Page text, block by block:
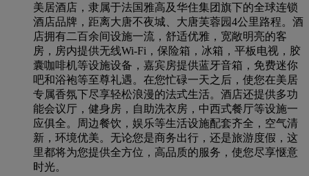
美居酒店，隶属于法国雅高及华住集团旗下的全球连锁
酒店品牌，距离大唐不夜城、大唐芙蓉园4公里路程。酒
店拥有二百余间设施一流，舒适优雅，宽敞明亮的客
房，房内提供无线Wi-Fi，保险箱，冰箱，平板电视，胶
囊咖啡机等设施设备，嘉宾房提供蓝牙音箱，免费迷你
吧和浴袍等至尊礼遇。在您忙碌一天之后，使您在美居
专属香氛下尽享轻松浪漫的法式生活。酒店还提供多功
能会议厅，健身房，自助洗衣房，中西式餐厅等设施一
应俱全。周边餐饮，娱乐等生活设施配套齐全，空气清
新，环境优美。无论您是商务出行，还是旅游度假，这
里都将为您提供全方位，高品质的服务，使您尽享惬意
时光。